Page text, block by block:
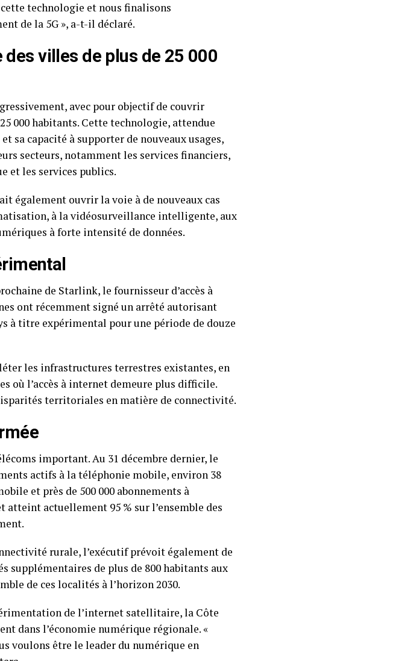
technologie et nous finalisons
de la 5G », a-t-il déclaré.
villes de plus de 25 000
avec pour objectif de couvrir
000 habitants. Cette technologie, attendue
sa capacité à supporter de nouveaux usages,
secteurs, notamment les services financiers,
et les services publics.
également ouvrir la voie à de nouveaux cas
à la vidéosurveillance intelligente, aux
à forte intensité de données.
de Starlink, le fournisseur d’accès à
ont récemment signé un arrêté autorisant
à titre expérimental pour une période de douze
les infrastructures terrestres existantes, en
où l’accès à internet demeure plus difficile.
territoriales en matière de connectivité.
important. Au 31 décembre dernier, le
actifs à la téléphonie mobile, environ 38
et près de 500 000 abonnements à
actuellement 95 % sur l’ensemble des
rurale, l’exécutif prévoit également de
supplémentaires de plus de 800 habitants aux
de ces localités à l’horizon 2030.
de l’internet satellitaire, la Côte
dans l’économie numérique régionale. «
voulons être le leader du numérique en